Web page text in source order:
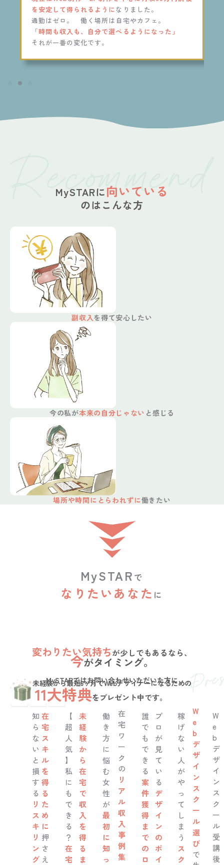
を安定して得られるようになりました。
通勤はゼロ。 働く場所は自宅やカフェ。
「時間も収入も、自分で選べるようになった」
それが一番の変化です。
MySTARに向いている
のはこんな方
副収入を得て安心したい
今の私が本来の自分じゃない と感じる
場所や時間にとらわれずに働きたい
MySTAR で
なりたいあなた に
変わりたい気持ちが少しでもあるなら、
今がタイミング。
MySTARではお問い合わせいただいた方に
未経験から最短6ヶ月でWebデザイナーになるための
11大特典をプレゼント中です。
知
ら
な
い
と
損
す
る
リ
ス
キ
リ
ン
グ
在
宅
ス
キ
ル
を
得
る
た
め
に
押
さ
え
【
超
人
気
】
私
に
も
で
き
る
？
在
宅
未
経
験
か
ら
在
宅
で
収
入
を
得
る
ま
働
き
方
に
悩
む
女
性
が
最
初
に
知
っ
在
宅
ワ
ー
ク
の
リ
ア
ル
収
入
事
例
集
誰
で
も
で
き
る
案
件
獲
得
ま
で
の
ロ
プ
ロ
が
見
て
い
る
デ
ザ
イ
ン
の
ポ
イ
稼
げ
な
い
人
が
や
っ
て
し
ま
う
ス
ク
W
e
b
デ
ザ
イ
ン
ス
ク
ー
ル
選
び
で
W
e
b
デ
ザ
イ
ン
ス
ク
ー
ル
受
講
後